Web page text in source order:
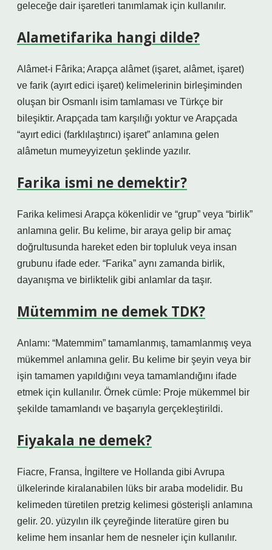
geleceğe dair işaretleri tanımlamak için kullanılır.
Alametifarika hangi dilde?
Alâmet-i Fârika; Arapça alâmet (işaret, alâmet, işaret)
ve farik (ayırt edici işaret) kelimelerinin birleşiminden
oluşan bir Osmanlı isim tamlaması ve Türkçe bir
bileşiktir. Arapçada tam karşılığı yoktur ve Arapçada
“ayırt edici (farklılaştırıcı) işaret” anlamına gelen
alâmetun mumeyyizetun şeklinde yazılır.
Farika ismi ne demektir?
Farika kelimesi Arapça kökenlidir ve “grup” veya “birlik”
anlamına gelir. Bu kelime, bir araya gelip bir amaç
doğrultusunda hareket eden bir topluluk veya insan
grubunu ifade eder. “Farika” aynı zamanda birlik,
dayanışma ve birliktelik gibi anlamlar da taşır.
Mütemmim ne demek TDK?
Anlamı: “Matemmim” tamamlanmış, tamamlanmış veya
mükemmel anlamına gelir. Bu kelime bir şeyin veya bir
işin tamamen yapıldığını veya tamamlandığını ifade
etmek için kullanılır. Örnek cümle: Proje mükemmel bir
şekilde tamamlandı ve başarıyla gerçekleştirildi.
Fiyakala ne demek?
Fiacre, Fransa, İngiltere ve Hollanda gibi Avrupa
ülkelerinde kiralanabilen lüks bir araba modelidir. Bu
kelimeden türetilen pretzig kelimesi gösterişli anlamına
gelir. 20. yüzyılın ilk çeyreğinde literatüre giren bu
kelime hem insanlar hem de nesneler için kullanılır.